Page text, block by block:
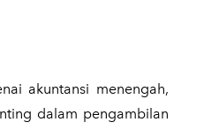
akuntansi menengah,
dalam pengambilan